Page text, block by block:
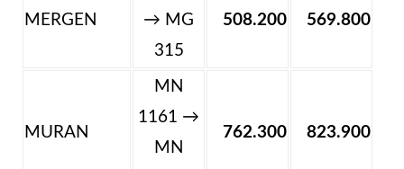
MERGEN
→ MG
315
508.200 569.800
MURAN
MN
1161 →
MN
762.300 823.900